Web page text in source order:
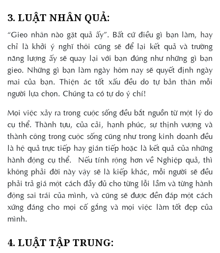
3. LUẬT NHÂN QUẢ:
“Gieo nhân nào gặt quả ấy”. Bất cứ điều gì bạn làm, hay
chỉ là khởi ý nghĩ thôi cũng sẽ để lại kết quả và trường
năng lượng ấy sẽ quay lại với bạn đúng như những gì bạn
gieo. Những gì bạn làm ngày hôm nay sẽ quyết định ngày
mai của bạn. Thiện ác tốt xấu đều do tự bản thân mỗi
người lựa chọn. Chúng ta có tự do ý chí!
Mọi việc xảy ra trong cuộc sống đều bắt nguồn từ một lý do
cụ thể. Thành tựu, của cải, hạnh phúc, sự thịnh vượng và
thành công trong cuộc sống cũng như trong kinh doanh đều
là hệ quả trực tiếp hay gián tiếp hoặc là kết quả của những
hành động cụ thể. Nếu tính rộng hơn về Nghiệp quả, thì
không phải đời này vậy sẽ là kiếp khác, mỗi người sẽ đều
phải trả giá một cách đầy đủ cho từng lỗi lầm và từng hành
động sai trái của mình, và cũng sẽ được đền đáp một cách
xứng đáng cho mọi cố gắng và mọi việc làm tốt đẹp của
mình.
4. LUẬT TẬP TRUNG: